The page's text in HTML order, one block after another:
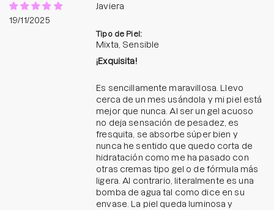
19/11/2025
Javiera
Tipo de Piel:
Mixta, Sensible
¡Exquisita!
Es sencillamente maravillosa. Llevo
cerca de un mes usándola y mi piel está
mejor que nunca. Al ser un gel acuoso
no deja sensación de pesadez, es
fresquita, se absorbe súper bien y
nunca he sentido que quedo corta de
hidratación como me ha pasado con
otras cremas tipo gel o de fórmula más
ligera. Al contrario, literalmente es una
bomba de agua tal como dice en su
envase. La piel queda luminosa y